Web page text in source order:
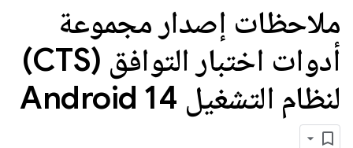
ملاحظات إصدار مجموعة
أدوات اختبار التوافق (CTS)
لنظام التشغيل Android 14